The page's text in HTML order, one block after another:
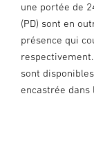
une portée de
(PD) sont en
présence qui
sont
encastrée dans